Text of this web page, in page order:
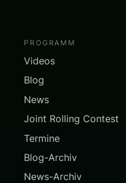
PROGRAMM
Videos
Blog
News
Joint Rolling Contest
Termine
Blog-Archiv
News-Archiv